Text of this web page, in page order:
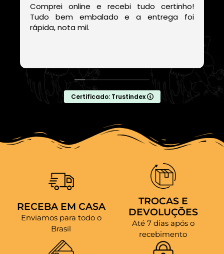
Comprei online e recebi tudo certinho!
Tudo bem embalado e a entrega foi
rápida, nota mil.
Certificado: Trustindex
RECEBA EM CASA
Enviamos para todo o
Brasil
TROCAS E
DEVOLUÇÕES
Até 7 dias após o
recebimento